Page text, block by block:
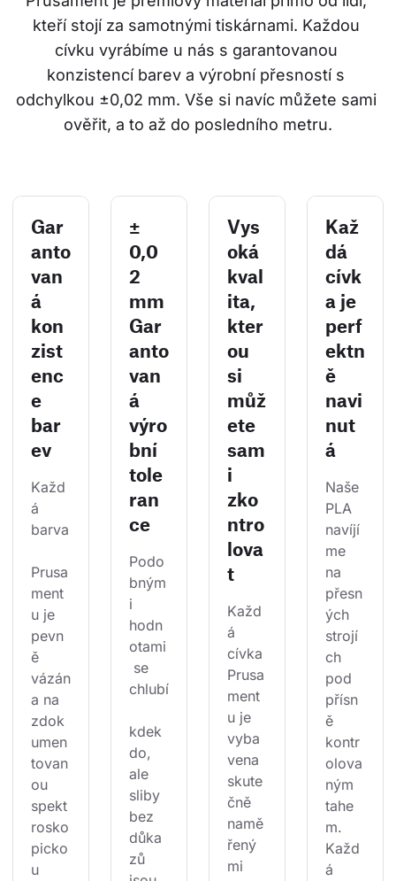
kteří stojí za samotnými tiskárnami. Každou
cívku vyrábíme u nás s garantovanou
konzistencí barev a výrobní přesností s
odchylkou ±0,02 mm. Vše si navíc můžete sami
ověřit, a to až do posledního metru.
Gar
anto
van
á
kon
zist
enc
e
bar
ev
Každ
á
barva
Prusa
ment
u je
pevn
ě
vázán
a na
zdok
umen
tovan
ou
spekt
rosko
picko
u
±
0,0
2
mm
Gar
anto
van
á
výro
bní
tole
ran
ce
Podo
bným
i
hodn
otami
se
chlubí
kdek
do,
ale
sliby
bez
důka
zů
Vys
oká
kval
ita,
kter
ou
si
můž
ete
sam
i
zko
ntro
lova
t
Každ
á
cívka
Prusa
ment
u je
vyba
vena
skute
čně
namě
řený
mi
Kaž
dá
cívk
a je
perf
ektn
ě
navi
nut
á
Naše
PLA
navíjí
me
na
přesn
ých
strojí
ch
pod
přísn
ě
kontr
olova
ným
tahe
m.
Každ
á